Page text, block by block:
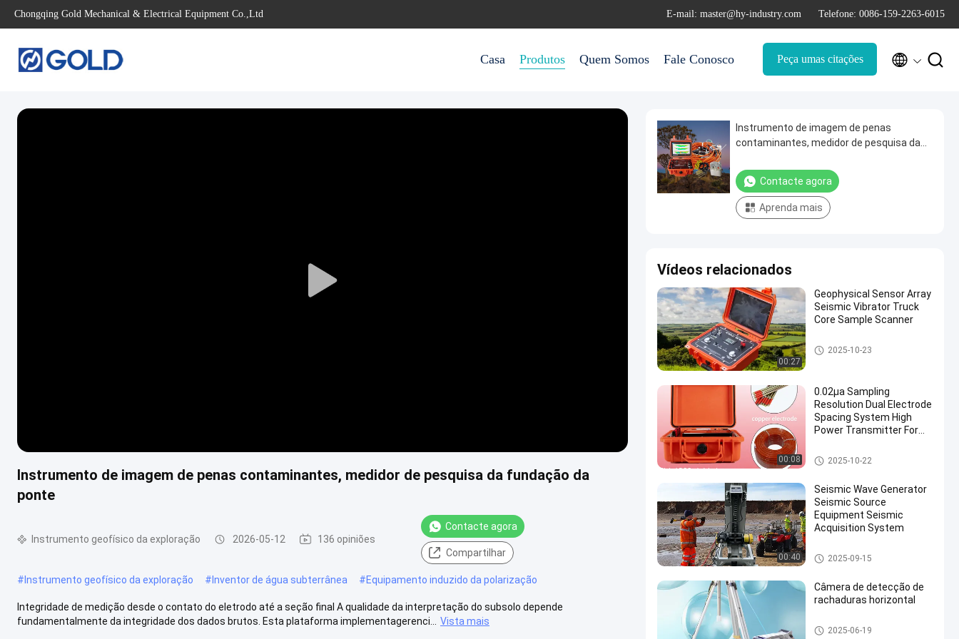
Chongqing Gold Mechanical & Electrical Equipment Co.,Ltd E-mail: master@hy-industry.com Telefone: 0086-159-2263-6015
Casa Produtos Quem Somos Fale Conosco Peça umas citações  
Play
Instrumento de imagem de penas contaminantes, medidor de pesquisa da fundação da
ponte
Instrumento geofísico da exploração 2026-05-12 136 opiniões
Contacte agora
Compartilhar
#Instrumento geofísico da exploração #Inventor de água subterrânea #Equipamento induzido da polarização
Integridade de medição desde o contato do eletrodo até a seção final A qualidade da interpretação do subsolo depende
fundamentalmente da integridade dos dados brutos. Esta plataforma implementagerenci...
Vista mais
Instrumento de imagem de penas
contaminantes, medidor de pesquisa da
Contacte agora
Aprenda mais
Vídeos relacionados
00:27
Geophysical Sensor Array
Seismic Vibrator Truck
Core Sample Scanner
Instrumento geofísico da expl
oração
2025-10-23
00:08
0.02μa Sampling
Resolution Dual Electrode
Spacing System High
Power Transmitter For
Exploration
Instrumento geofísico da expl
oração
2025-10-22
00:40
Seismic Wave Generator
Seismic Source
Equipment Seismic
Acquisition System
Instrumento geofísico da expl
oração
2025-09-15
Câmera de detecção de
rachaduras horizontal
Instrumento geofísico da expl
2025-06-19